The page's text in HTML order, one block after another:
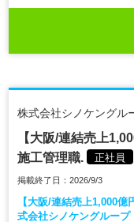
株式会社シノケングル
【大阪/連結売上
施工管理職.
正社員
掲載終了日：2026/9/3
【大阪/連結売上1,000
式会社シノケングループ